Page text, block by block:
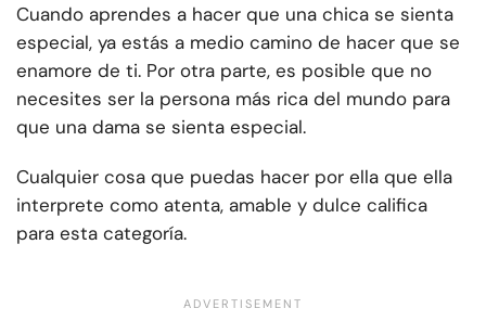
Cuando aprendes a hacer que una chica se sienta
especial, ya estás a medio camino de hacer que se
enamore de ti. Por otra parte, es posible que no
necesites ser la persona más rica del mundo para
que una dama se sienta especial.
Cualquier cosa que puedas hacer por ella que ella
interprete como atenta, amable y dulce califica
para esta categoría.